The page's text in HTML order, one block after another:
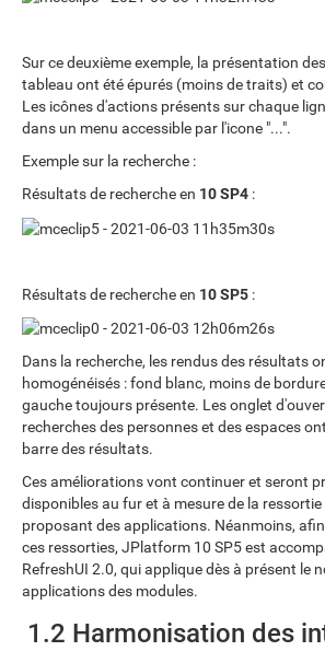
Sur ce deuxième exemple, la présentation
tableau ont été épurés (moins de traits) et
Les icônes d'actions présents sur chaque
dans un menu accessible par l'icone "...".
Exemple sur la recherche :
Résultats de recherche en 10 SP4 :
Résultats de recherche en 10 SP5 :
Dans la recherche, les rendus des résultats
homogénéisés : fond blanc, moins de
gauche toujours présente. Les onglet
recherches des personnes et des espaces
barre des résultats.
Ces améliorations vont continuer et seront
disponibles au fur et à mesure de la
proposant des applications. Néanmoins,
ces ressorties, JPlatform 10 SP5 est
RefreshUI 2.0, qui applique dès à présent le
applications des modules.
1.2 Harmonisation des